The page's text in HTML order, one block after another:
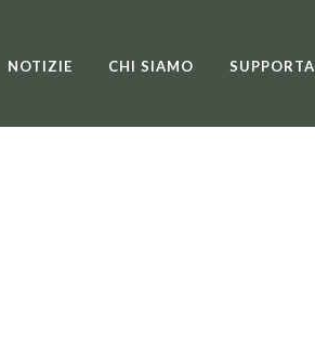
NOTIZIE CHI SIAMO SUPPORTA